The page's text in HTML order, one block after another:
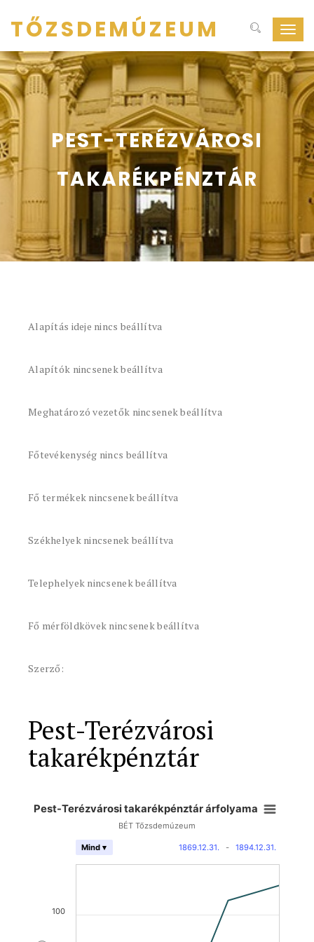
ki-
be
TŐZSDEMÚZEUM
PEST-TERÉZVÁROSI
TAKARÉKPÉNZTÁR
Alapítás ideje nincs beállítva
Alapítók nincsenek beállítva
Meghatározó vezetők nincsenek beállítva
Főtevékenység nincs beállítva
Fő termékek nincsenek beállítva
Székhelyek nincsenek beállítva
Telephelyek nincsenek beállítva
Fő mérföldkövek nincsenek beállítva
Szerző:
Pest-Terézvárosi
takarékpénztár
Pest-Terézvárosi takarékpénztár árfolyama
BÉT Tőzsdemúzeum
1869.12.31. - 1894.12.31.
Mind ▾
100